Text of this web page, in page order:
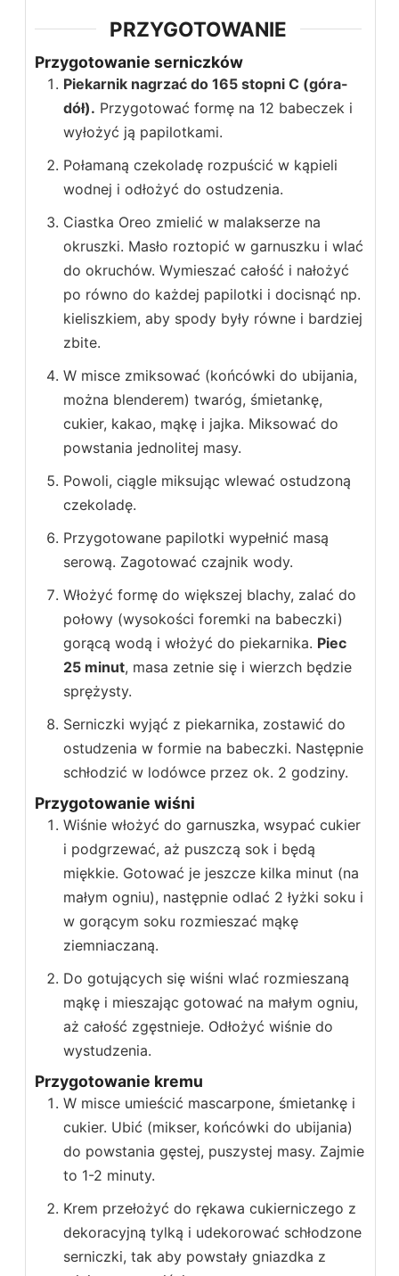
PRZYGOTOWANIE
Przygotowanie serniczków
Piekarnik nagrzać do 165 stopni C (góra-
dół). Przygotować formę na 12 babeczek i
wyłożyć ją papilotkami.
Połamaną czekoladę rozpuścić w kąpieli
wodnej i odłożyć do ostudzenia.
Ciastka Oreo zmielić w malakserze na
okruszki. Masło roztopić w garnuszku i wlać
do okruchów. Wymieszać całość i nałożyć
po równo do każdej papilotki i docisnąć np.
kieliszkiem, aby spody były równe i bardziej
zbite.
W misce zmiksować (końcówki do ubijania,
można blenderem) twaróg, śmietankę,
cukier, kakao, mąkę i jajka. Miksować do
powstania jednolitej masy.
Powoli, ciągle miksując wlewać ostudzoną
czekoladę.
Przygotowane papilotki wypełnić masą
serową. Zagotować czajnik wody.
Włożyć formę do większej blachy, zalać do
połowy (wysokości foremki na babeczki)
gorącą wodą i włożyć do piekarnika. Piec
25 minut, masa zetnie się i wierzch będzie
sprężysty.
Serniczki wyjąć z piekarnika, zostawić do
ostudzenia w formie na babeczki. Następnie
schłodzić w lodówce przez ok. 2 godziny.
Przygotowanie wiśni
Wiśnie włożyć do garnuszka, wsypać cukier
i podgrzewać, aż puszczą sok i będą
miękkie. Gotować je jeszcze kilka minut (na
małym ogniu), następnie odlać 2 łyżki soku i
w gorącym soku rozmieszać mąkę
ziemniaczaną.
Do gotujących się wiśni wlać rozmieszaną
mąkę i mieszając gotować na małym ogniu,
aż całość zgęstnieje. Odłożyć wiśnie do
wystudzenia.
Przygotowanie kremu
W misce umieścić mascarpone, śmietankę i
cukier. Ubić (mikser, końcówki do ubijania)
do powstania gęstej, puszystej masy. Zajmie
to 1-2 minuty.
Krem przełożyć do rękawa cukierniczego z
dekoracyjną tylką i udekorować schłodzone
serniczki, tak aby powstały gniazdka z